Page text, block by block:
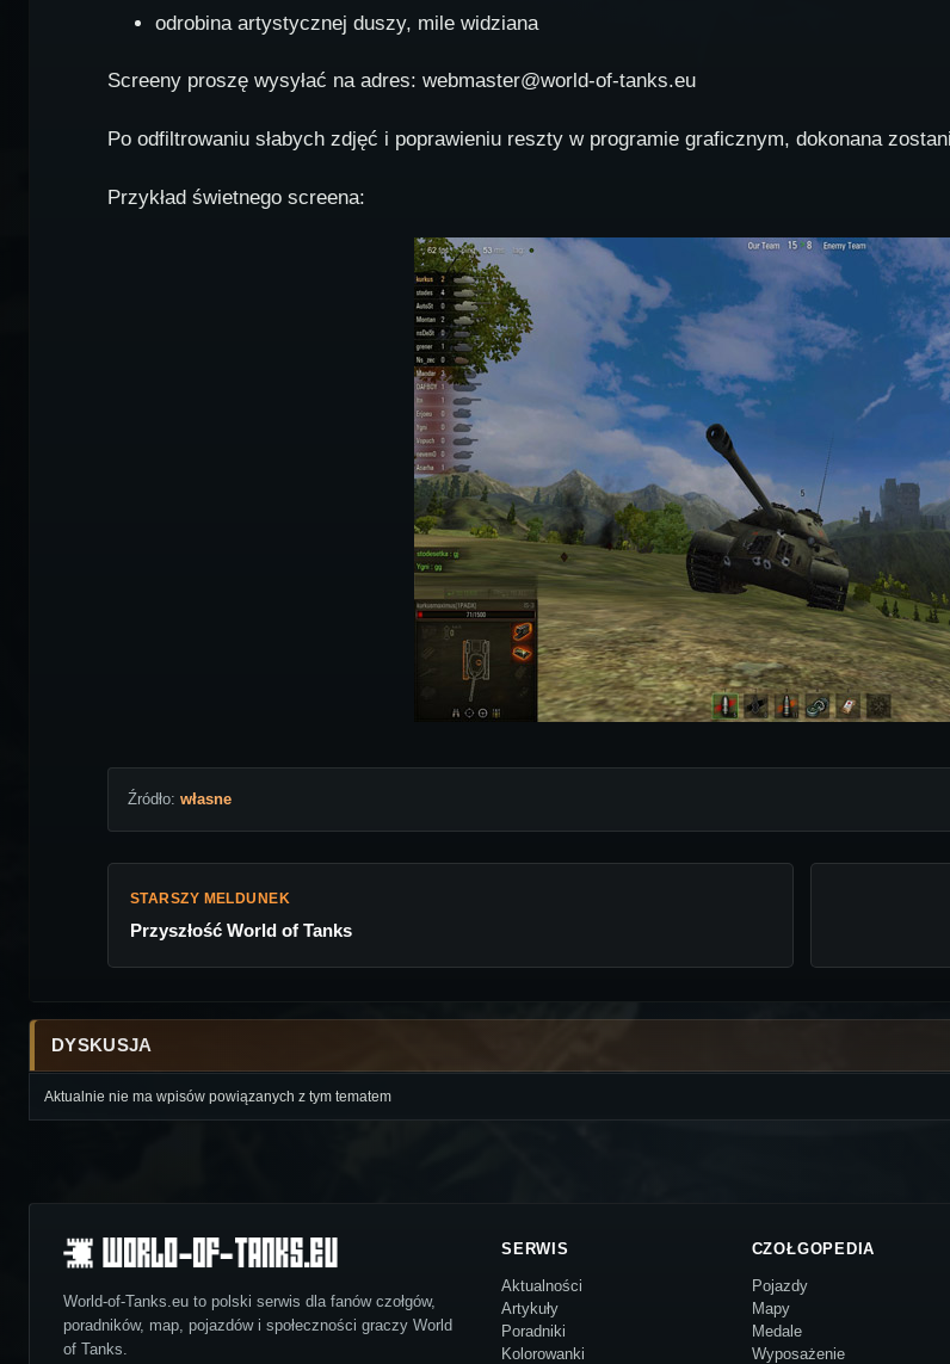
odrobina artystycznej duszy, mile widziana
Screeny proszę wysyłać na adres: webmaster@world-of-tanks.eu
Po odfiltrowaniu słabych zdjęć i poprawieniu reszty w programie graficznym, dokonana
Przykład świetnego screena:
Źródło: własne
STARSZY MELDUNEK
Przyszłość World of Tanks
DYSKUSJA
Aktualnie nie ma wpisów powiązanych z tym tematem
World-of-Tanks.eu to polski serwis dla fanów czołgów,
poradników, map, pojazdów i społeczności graczy World
of Tanks.
SERWIS
Aktualności
Artykuły
Poradniki
Kolorowanki
CZOŁGOPEDIA
Pojazdy
Mapy
Medale
Wyposażenie